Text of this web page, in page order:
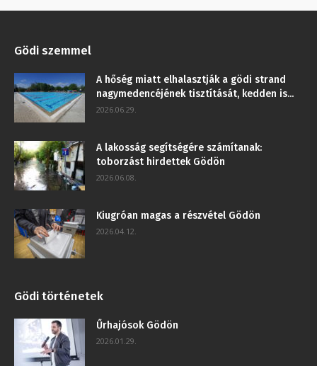
Gödi szemmel
A hőség miatt elhalasztják a gödi strand
nagymedencéjének tisztítását, kedden is...
2026.06.29.
A lakosság segítségére számítanak:
toborzást hirdettek Gödön
2026.06.08.
Kiugróan magas a részvétel Gödön
2026.04.12.
Gödi történetek
Űrhajósok Gödön
2026.01.29.